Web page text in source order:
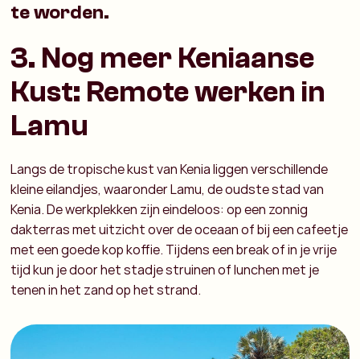
te worden.
3. Nog meer Keniaanse
Kust: Remote werken in
Lamu
Langs de tropische kust van Kenia liggen verschillende
kleine eilandjes, waaronder Lamu, de oudste stad van
Kenia. De werkplekken zijn eindeloos: op een zonnig
dakterras met uitzicht over de oceaan of bij een cafeetje
met een goede kop koffie. Tijdens een break of in je vrije
tijd kun je door het stadje struinen of lunchen met je
tenen in het zand op het strand.